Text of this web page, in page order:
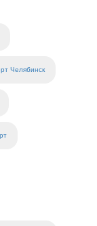
Челябинск